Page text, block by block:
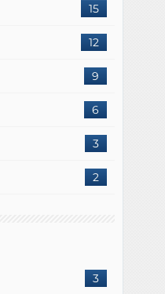
15
12
9
6
3
2
3